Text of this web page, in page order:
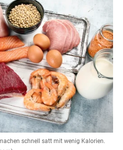
schnell satt mit wenig Kalorien.